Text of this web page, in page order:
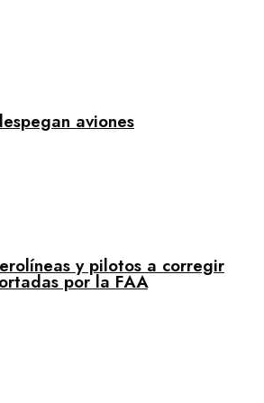
aviones
y pilotos a corregir
por la FAA